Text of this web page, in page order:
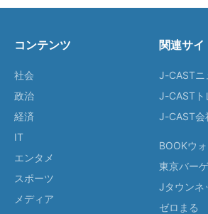
コンテンツ
社会
政治
経済
IT
エンタメ
スポーツ
メディア
関連サイ
J-CASTニ
J-CASTト
J-CAST会
BOOKウ
東京バー
Jタウンネ
ゼロまる